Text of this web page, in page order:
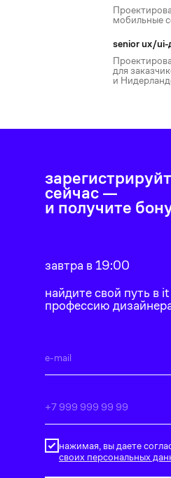
мобильные
для
и
senior ux/ui-
сейчас —
и получите
нажимая, вы даете
своих персональных
найдите свой путь в
профессию
завтра в 19:00